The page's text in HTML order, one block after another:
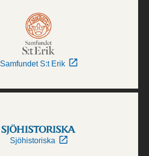
Samfundet S:t Erik
Sjöhistoriska